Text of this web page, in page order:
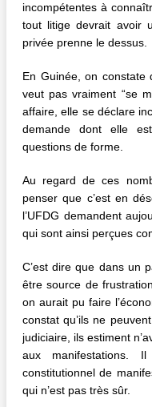
incompétentes à
tout litige devrait avoir
privée prenne le dessus.
En Guinée, on
veut pas vraiment “se
affaire, elle se déclare
demande dont elle
questions de forme.
Au regard de ces
penser que c’est en
l’UFDG demandent
qui sont ainsi perçues
C’est dire que dans un
être source de
on aurait pu faire
constat qu’ils ne
judiciaire, ils estiment
aux
constitutionnel de
qui n’est pas très sûr.